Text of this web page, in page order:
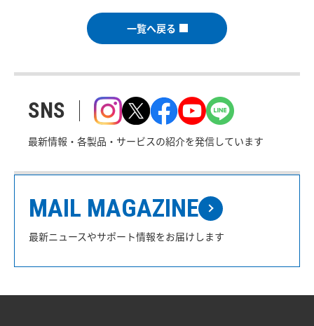
一覧へ戻る
SNS
最新情報・各製品・サービスの紹介を発信しています
MAIL MAGAZINE
最新ニュースやサポート情報をお届けします